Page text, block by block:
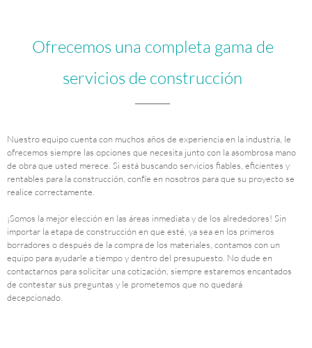
Ofrecemos una completa gama de
servicios de construcción
Nuestro equipo cuenta con muchos años de experiencia en la industria, le
ofrecemos siempre las opciones que necesita junto con la asombrosa mano
de obra que usted merece. Si está buscando servicios fiables, eficientes y
rentables para la construcción, confíe en nosotros para que su proyecto se
realice correctamente.
¡Somos la mejor elección en las áreas inmediata y de los alrededores! Sin
importar la etapa de construcción en que esté, ya sea en los primeros
borradores o después de la compra de los materiales, contamos con un
equipo para ayudarle a tiempo y dentro del presupuesto. No dude en
contactarnos para solicitar una cotización, siempre estaremos encantados
de contestar sus preguntas y le prometemos que no quedará
decepcionado.